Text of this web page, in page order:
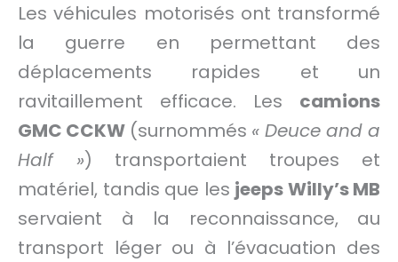
Les véhicules motorisés ont transformé
la guerre en permettant des
déplacements rapides et un
ravitaillement efficace. Les camions
GMC CCKW (surnommés « Deuce and a
Half ») transportaient troupes et
matériel, tandis que les jeeps Willy’s MB
servaient à la reconnaissance, au
transport léger ou à l’évacuation des